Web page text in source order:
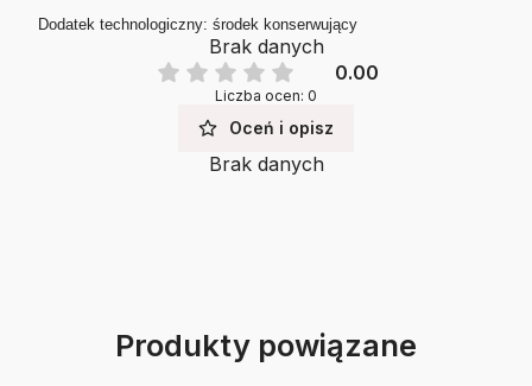
Dodatek technologiczny: środek konserwujący
Brak danych
0.00
Liczba ocen: 0
Oceń i opisz
Brak danych
Produkty powiązane